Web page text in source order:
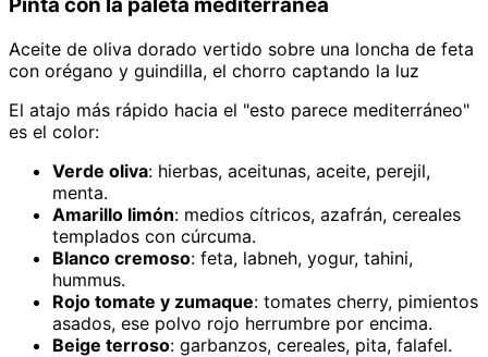
Aceite de oliva dorado vertido sobre una loncha de feta
con orégano y guindilla, el chorro captando la luz
El atajo más rápido hacia el "esto parece mediterráneo"
es el color:
Verde oliva: hierbas, aceitunas, aceite, perejil,
menta.
Amarillo limón: medios cítricos, azafrán, cereales
templados con cúrcuma.
Blanco cremoso: feta, labneh, yogur, tahini,
hummus.
Rojo tomate y zumaque: tomates cherry, pimientos
asados, ese polvo rojo herrumbre por encima.
Beige terroso: garbanzos, cereales, pita, falafel.